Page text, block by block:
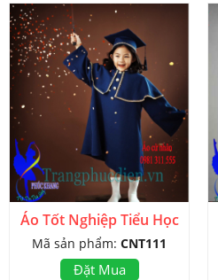
Áo Tốt Nghiệp Tiểu Học
Mã sản phẩm: CNT111
Đặt Mua